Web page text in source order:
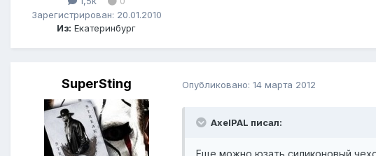
Зарегистрирован: 20.01.2010
Из: Екатеринбург
SuperSting Опубликовано: 14 марта 2012
AxelPAL писал: